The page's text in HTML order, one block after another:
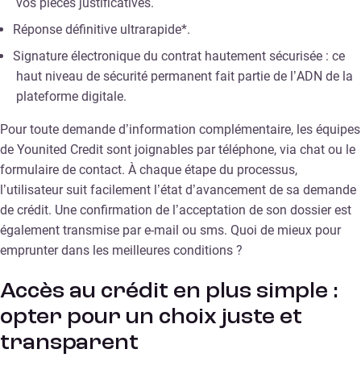
Réponse définitive ultrarapide*.
Signature électronique du contrat hautement sécurisée : ce
haut niveau de sécurité permanent fait partie de l’ADN de la
plateforme digitale.
Pour toute demande d’information complémentaire, les équipes
de Younited Credit sont joignables par téléphone, via chat ou le
formulaire de contact. À chaque étape du processus,
l’utilisateur suit facilement l’état d’avancement de sa demande
de crédit. Une confirmation de l’acceptation de son dossier est
également transmise par e-mail ou sms. Quoi de mieux pour
emprunter dans les meilleures conditions ?
Accès au crédit en plus simple :
opter pour un choix juste et
transparent